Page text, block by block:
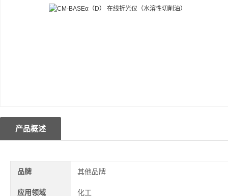
产品概述
品牌 其他品牌
应用领域 化工